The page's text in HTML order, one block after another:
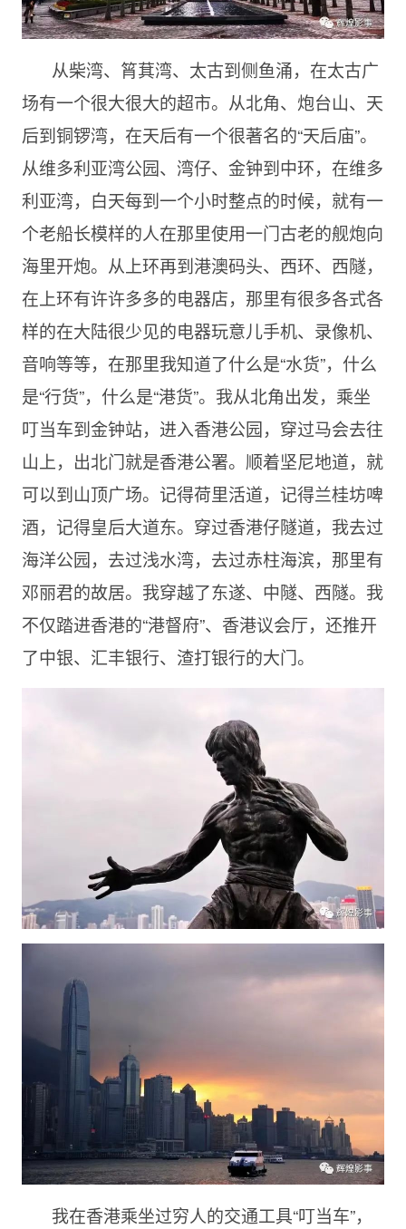
从柴湾、筲萁湾、太古到侧鱼涌，在太古广
场有一个很大很大的超市。从北角、炮台山、天
后到铜锣湾，在天后有一个很著名的“天后庙”。
从维多利亚湾公园、湾仔、金钟到中环，在维多
利亚湾，白天每到一个小时整点的时候，就有一
个老船长模样的人在那里使用一门古老的舰炮向
海里开炮。从上环再到港澳码头、西环、西隧，
在上环有许许多多的电器店，那里有很多各式各
样的在大陆很少见的电器玩意儿手机、录像机、
音响等等，在那里我知道了什么是“水货”，什么
是“行货”，什么是“港货”。我从北角出发，乘坐
叮当车到金钟站，进入香港公园，穿过马会去往
山上，出北门就是香港公署。顺着坚尼地道，就
可以到山顶广场。记得荷里活道，记得兰桂坊啤
酒，记得皇后大道东。穿过香港仔隧道，我去过
海洋公园，去过浅水湾，去过赤柱海滨，那里有
邓丽君的故居。我穿越了东遂、中隧、西隧。我
不仅踏进香港的“港督府”、香港议会厅，还推开
了中银、汇丰银行、渣打银行的大门。
我在香港乘坐过穷人的交通工具“叮当车”，